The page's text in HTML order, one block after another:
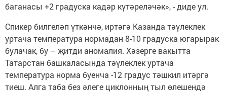
баганасы +2 градуска кадәр күтәреләчәк», - диде ул.
Спикер билгеләп үткәнчә, иртәгә Казанда тәүлеклек
уртача температура нормадан 8-10 градуска югарырак
булачак, бу – җитди аномалия. Хәзерге вакытта
Татарстан башкаласында тәүлеклек уртача
температура норма буенча -12 градус тәшкил итәргә
тиеш. Алга таба без әлеге циклонның тыл өлешендә